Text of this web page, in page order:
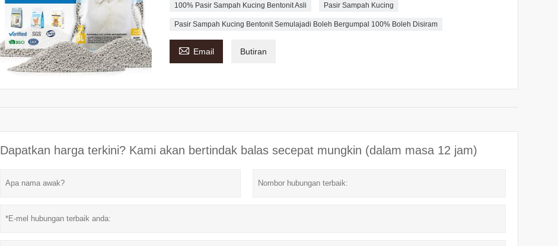
100% Pasir Sampah Kucing Bentonit Asli Pasir Sampah Kucing
Pasir Sampah Kucing Bentonit Semulajadi Boleh Bergumpal 100% Boleh Disiram
 Email Butiran
Dapatkan harga terkini? Kami akan bertindak balas secepat mungkin (dalam masa 12 jam)